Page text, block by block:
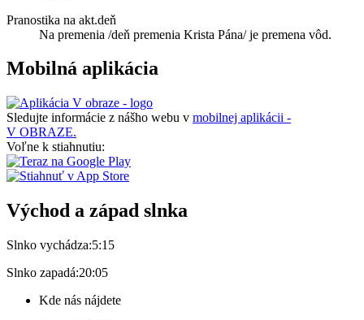
Pranostika na akt.deň
Na premenia /deň premenia Krista Pána/ je premena vôd.
Mobilná aplikácia
Sledujte informácie z nášho webu v mobilnej aplikácii -
V OBRAZE.
Voľne k stiahnutiu:
Východ a západ slnka
Slnko vychádza:5:15
Slnko zapadá:20:05
Kde nás nájdete